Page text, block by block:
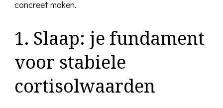
concreet maken.
1. Slaap: je fundament
voor stabiele
cortisolwaarden